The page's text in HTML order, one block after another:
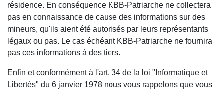
résidence. En conséquence KBB-Patriarche ne collectera
pas en connaissance de cause des informations sur des
mineurs, qu'ils aient été autorisés par leurs représentants
légaux ou pas. Le cas échéant KBB-Patriarche ne fournira
pas ces informations à des tiers.
Enfin et conformément à l'art. 34 de la loi "Informatique et
Libertés" du 6 janvier 1978 nous vous rappelons que vous